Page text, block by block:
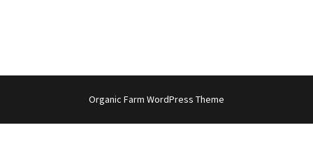
Organic Farm WordPress Theme